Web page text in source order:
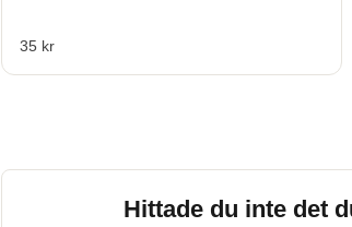
35 kr
Hittade du inte det